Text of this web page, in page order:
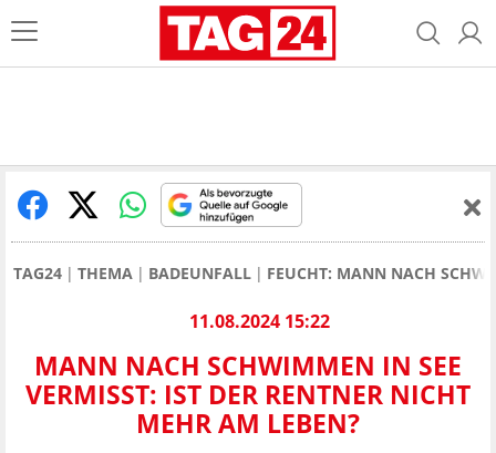
TAG24 THEMA BADEUNFALL FEUCHT: MANN NACH
11.08.2024 15:22
MANN NACH SCHWIMMEN IN SEE
VERMISST: IST DER RENTNER NICHT
MEHR AM LEBEN?